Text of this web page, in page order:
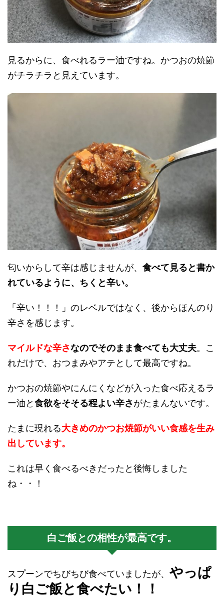
見るからに、食べれるラー油ですね。かつおの焼節
がチラチラと見えています。
匂いからして辛は感じませんが、 食べて見ると書か
れているように、ちくと辛い。
「辛い！！！」のレベルではなく、後からほんのり
辛さを感じます。
マイルドな辛さなのでそのまま食べても大丈夫。こ
れだけで、おつまみやアテとして最高ですね。
かつおの焼節やにんにくなどが入った食べ応えるラ
ー油と食欲をそそる程よい辛さがたまんないです。
たまに現れる大きめのかつお焼節がいい食感を生み
出しています。
これは早く食べるべきだったと後悔しました
ね・・！
白ご飯との相性が最高です。
スプーンでちびちび食べていましたが、 やっぱ
り白ご飯と食べたい！！